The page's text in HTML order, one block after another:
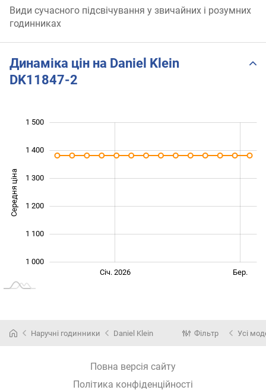
Види сучасного підсвічування у звичайних і розумних
годинниках
Динаміка цін на Daniel Klein
DK11847-2
Середня ціна
1 000
1 100
1 200
1 300
1 400
1 500
Січ. 2026 Бер.
Наручні годинники Daniel Klein Фільтр Усі
Повна версія сайту
Політика конфіденційності